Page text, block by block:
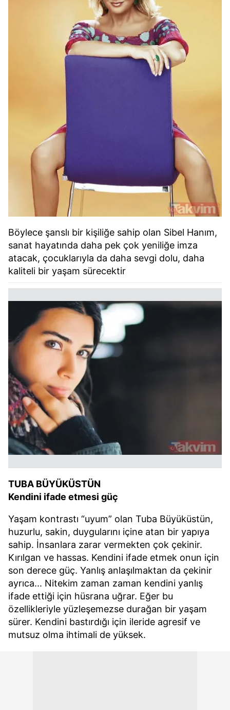
Böylece şanslı bir kişiliğe sahip olan Sibel Hanım,
sanat hayatında daha pek çok yeniliğe imza
atacak, çocuklarıyla da daha sevgi dolu, daha
kaliteli bir yaşam sürecektir
TUBA BÜYÜKÜSTÜN
Kendini ifade etmesi güç
Yaşam kontrastı “uyum” olan Tuba Büyüküstün,
huzurlu, sakin, duygularını içine atan bir yapıya
sahip. İnsanlara zarar vermekten çok çekinir.
Kırılgan ve hassas. Kendini ifade etmek onun için
son derece güç. Yanlış anlaşılmaktan da çekinir
ayrıca... Nitekim zaman zaman kendini yanlış
ifade ettiği için hüsrana uğrar. Eğer bu
özellikleriyle yüzleşemezse durağan bir yaşam
sürer. Kendini bastırdığı için ileride agresif ve
mutsuz olma ihtimali de yüksek.